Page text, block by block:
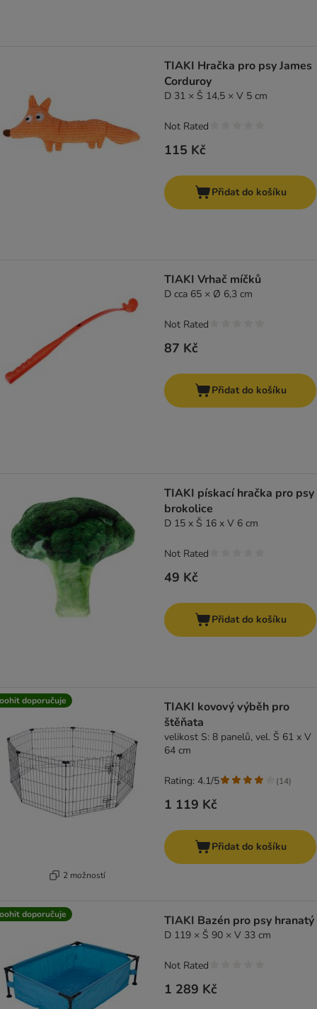
TIAKI Hračka pro psy James
Corduroy
D 31 × Š 14,5 × V 5 cm
115 Kč
Not Rated
Přidat do košíku
TIAKI Vrhač míčků
D cca 65 × Ø 6,3 cm
87 Kč
Not Rated
Přidat do košíku
TIAKI pískací hračka pro psy
brokolice
D 15 x Š 16 x V 6 cm
49 Kč
Not Rated
Přidat do košíku
doporučuje
2 možností
TIAKI kovový výběh pro
štěňata
velikost S: 8 panelů, vel. Š 61 x V
64 cm
1 119 Kč
Rating: 4.1/5 (14)
Přidat do košíku
doporučuje TIAKI Bazén pro psy hranatý
D 119 × Š 90 × V 33 cm
1 289 Kč
Not Rated